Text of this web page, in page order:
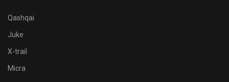
Qashqai
Juke
X-trail
Micra